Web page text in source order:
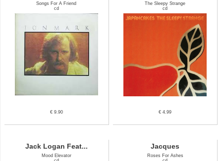
Songs For A Friend
cd
€ 9.90
The Sleepy Strange
cd
€ 4.99
Jack Logan Feat...
Mood Elevator
Jacques
Roses For Ashes